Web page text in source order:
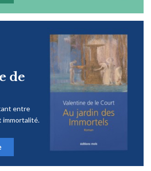
de
entre
immortalité.